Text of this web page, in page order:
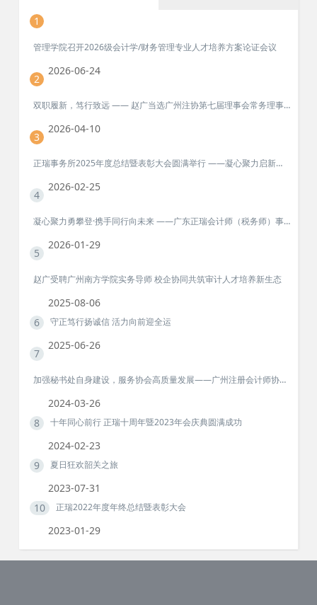
1
管理学院召开2026级会计学/财务管理专业人才培养方案论证会议
2026-06-24
2
双职履新，笃行致远 —— 赵广当选广州注协第七届理事会常务理事、乡村振兴工作专业委员会副主任委员
2026-04-10
3
正瑞事务所2025年度总结暨表彰大会圆满举行 ——凝心聚力启新程！
2026-02-25
4
凝心聚力勇攀登·携手同行向未来 ——广东正瑞会计师（税务师）事务所衡山团建活动纪实
2026-01-29
5
赵广受聘广州南方学院实务导师 校企协同共筑审计人才培养新生态
2025-08-06
6
守正笃行扬诚信 活力向前迎全运
2025-06-26
7
加强秘书处自身建设，服务协会高质量发展——广州注册会计师协会、广州市注册税务师协会第二次秘书长联席工作会议召开
2024-03-26
8
十年同心前行 正瑞十周年暨2023年会庆典圆满成功
2024-02-23
9
夏日狂欢韶关之旅
2023-07-31
10
正瑞2022年度年终总结暨表彰大会
2023-01-29